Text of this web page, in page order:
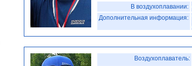
В воздухоплавании:
Дополнительная информация:
Воздухоплаватель: